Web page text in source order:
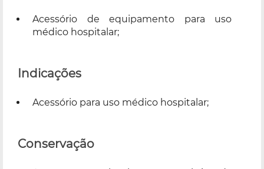
Acessório de equipamento para uso
médico hospitalar;
Indicações
Acessório para uso médico hospitalar;
Conservação